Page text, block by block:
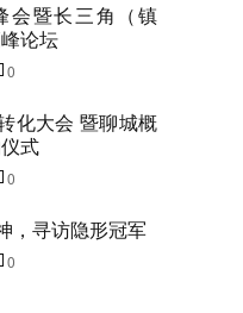
会暨长三角（镇
论坛
0
化大会 暨聊城概
式
0
，寻访隐形冠军
0